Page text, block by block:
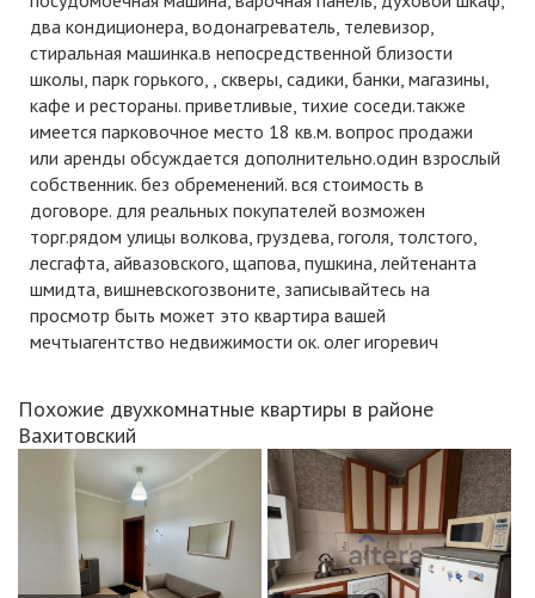
два кондиционера, водонагреватель, телевизор,
стиральная машинка.в непосредственной близости
школы, парк горького, , скверы, садики, банки, магазины,
кафе и рестораны. приветливые, тихие соседи.также
имеется парковочное место 18 кв.м. вопрос продажи
или аренды обсуждается дополнительно.один взрослый
собственник. без обременений. вся стоимость в
договоре. для реальных покупателей возможен
торг.рядом улицы волкова, груздева, гоголя, толстого,
лесгафта, айвазовского, щапова, пушкина, лейтенанта
шмидта, вишневскогозвоните, записывайтесь на
просмотр быть может это квартира вашей
мечтыагентство недвижимости ок. олег игоревич
Похожие двухкомнатные квартиры в районе
Вахитовский